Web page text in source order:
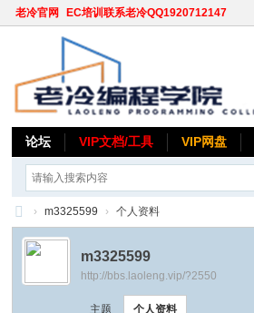
老冷官网 EC培训联系老冷QQ1920712147
论坛 VIP文档/工具 VIP网盘
老
› m3325599 › 个人资料
m3325599
http://bbs.laoleng.vip/?2550
主题 个人资料